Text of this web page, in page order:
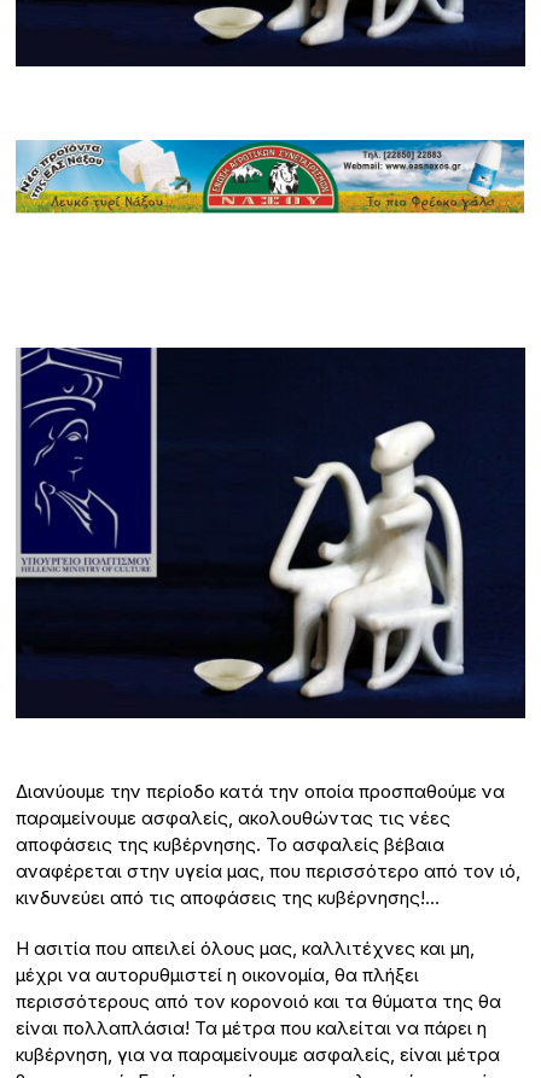
Διανύουμε την περίοδο κατά την οποία προσπαθούμε να
παραμείνουμε ασφαλείς, ακολουθώντας τις νέες
αποφάσεις της κυβέρνησης. Το ασφαλείς βέβαια
αναφέρεται στην υγεία μας, που περισσότερο από τον ιό,
κινδυνεύει από τις αποφάσεις της κυβέρνησης!…
Η ασιτία που απειλεί όλους μας, καλλιτέχνες και μη,
μέχρι να αυτορυθμιστεί η οικονομία, θα πλήξει
περισσότερους από τον κορονοιό και τα θύματα της θα
είναι πολλαπλάσια! Τα μέτρα που καλείται να πάρει η
κυβέρνηση, για να παραμείνουμε ασφαλείς, είναι μέτρα